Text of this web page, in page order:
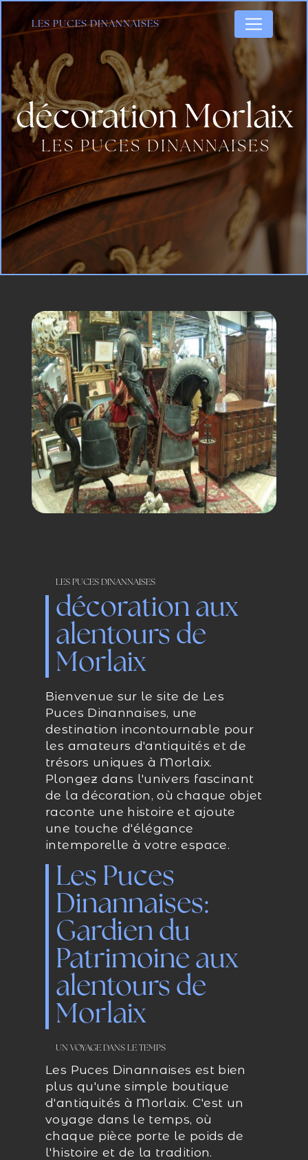
LES PUCES DINANNAISES
décoration Morlaix
LES PUCES DINANNAISES
LES PUCES DINANNAISES
décoration aux
alentours de
Morlaix
Bienvenue sur le site de Les
Puces Dinannaises, une
destination incontournable pour
les amateurs d'antiquités et de
trésors uniques à Morlaix.
Plongez dans l'univers fascinant
de la décoration, où chaque objet
raconte une histoire et ajoute
une touche d'élégance
intemporelle à votre espace.
Les Puces
Dinannaises:
Gardien du
Patrimoine aux
alentours de
Morlaix
UN VOYAGE DANS LE TEMPS
Les Puces Dinannaises est bien
plus qu'une simple boutique
d'antiquités à Morlaix. C'est un
voyage dans le temps, où
chaque pièce porte le poids de
l'histoire et de la tradition.
Panneau de gestion des cookies